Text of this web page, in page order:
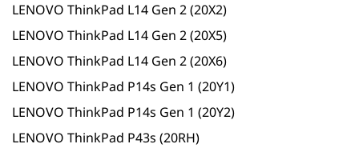
LENOVO ThinkPad L14 Gen 2 (20X2)
LENOVO ThinkPad L14 Gen 2 (20X5)
LENOVO ThinkPad L14 Gen 2 (20X6)
LENOVO ThinkPad P14s Gen 1 (20Y1)
LENOVO ThinkPad P14s Gen 1 (20Y2)
LENOVO ThinkPad P43s (20RH)